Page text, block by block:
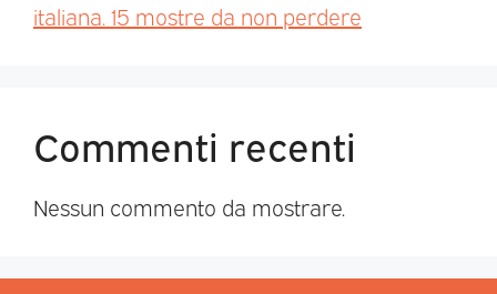
italiana. 15 mostre da non perdere
Commenti recenti
Nessun commento da mostrare.